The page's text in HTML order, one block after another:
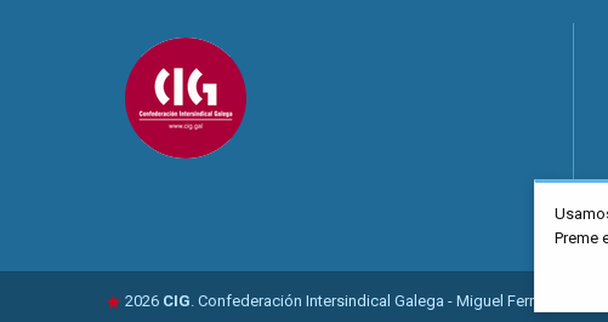
2026 CIG. Confederación Intersindical Galega - Miguel Ferro
Preme